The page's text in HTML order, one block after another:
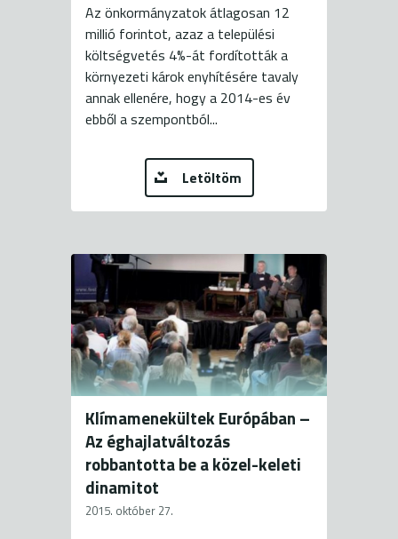
Az önkormányzatok átlagosan 12
millió forintot, azaz a települési
költségvetés 4%-át fordították a
környezeti károk enyhítésére tavaly
annak ellenére, hogy a 2014-es év
ebből a szempontból...
Letöltöm
Klímamenekültek Európában –
Az éghajlatváltozás
robbantotta be a közel-keleti
dinamitot
2015. október 27.